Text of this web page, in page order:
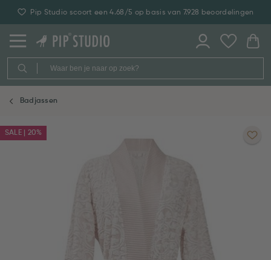
Pip Studio scoort een 4.68/5 op basis van 7.928 beoordelingen
Badjassen
SALE | 20%